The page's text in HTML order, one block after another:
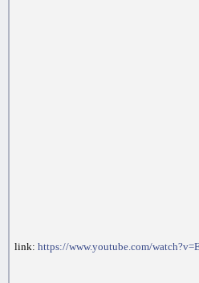
link: https://www.youtube.com/